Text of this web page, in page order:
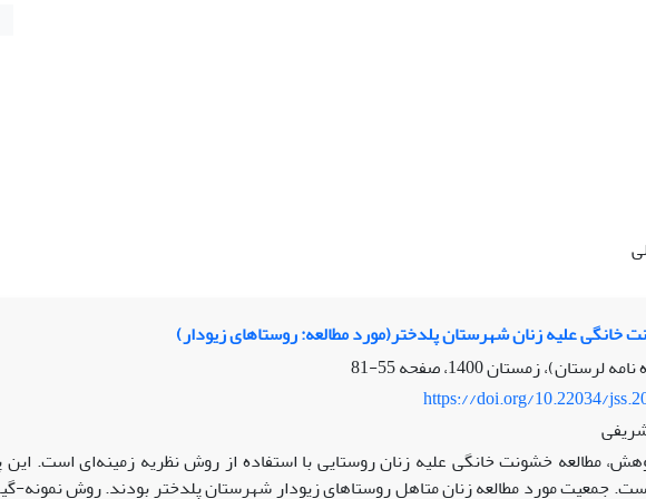
خانگی علیه زنان شهرستان پلدختر(مورد مطالعه: روستا‌های زیودار)
55-81
https://doi.org/10.22034/
مطالعه خشونت خانگی علیه زنان روستایی با استفاده از روش نظریه زمینه‌ای است.
جمعیت مورد مطالعه زنان متاهل روستاهای زیودار شهرستان پلدختر بودند. روش